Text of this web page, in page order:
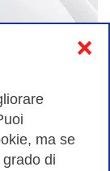
ma se
di
❌
TeRABIT